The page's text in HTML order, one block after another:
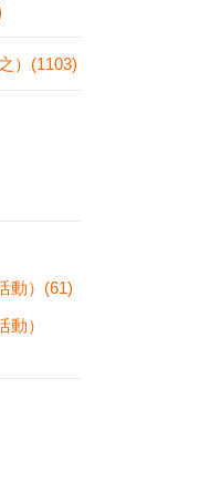
）(1103)
動）(61)
）